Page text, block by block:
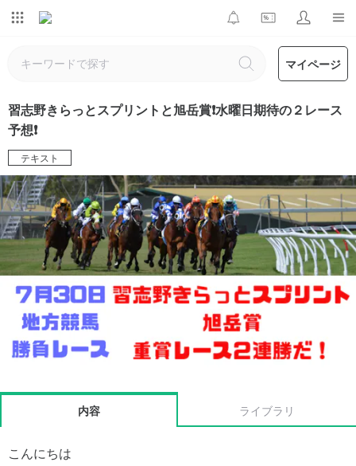
マイページ
習志野きらっとスプリントと旭岳賞❗️水曜日期待の２レース
予想❗️
テキスト
内容 ライブラリ
こんにちは